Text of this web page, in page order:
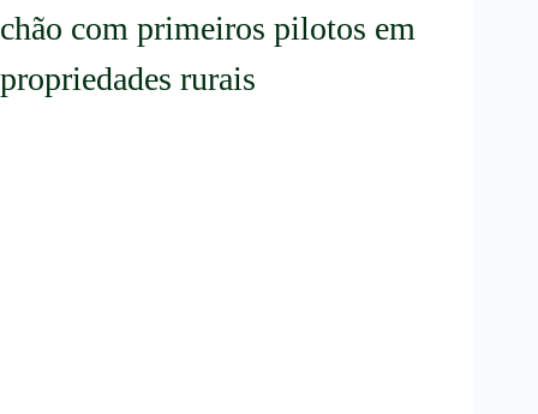
chão com primeiros pilotos em
propriedades rurais